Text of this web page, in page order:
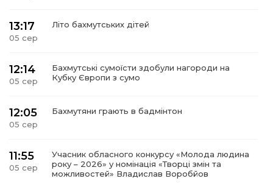
13:17
05 сер
Літо бахмутських дітей
12:14
05 сер
Бахмутські сумоїсти здобули нагороди на
Кубку Європи з сумо
12:05
05 сер
Бахмутяни грають в бадмінтон
11:55
05 сер
Учасник обласного конкурсу «Молода людина
року – 2026» у номінація «Творці змін та
можливостей» Владислав Воробйов